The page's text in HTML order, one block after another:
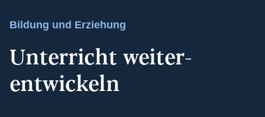
Bildung und Erziehung
Unterricht weiter­
entwickeln